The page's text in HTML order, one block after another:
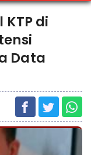
KTP di
Data